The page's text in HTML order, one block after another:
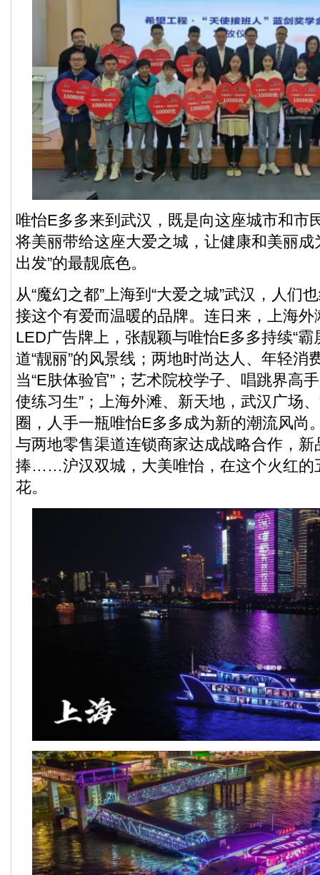
唯怡E多多来到武汉，既是向这座城市和市
将美丽带给这座大爱之城，让健康和美丽成
出发”的最靓底色。
从“魔幻之都”上海到“大爱之城”武汉，人们
接这个有爱而温暖的品牌。连日来，上海
LED广告牌上，张靓颖与唯怡E多多持续“霸
道“靓丽”的风景线；两地时尚达人、年轻消
当“E肤体验官”；艺术院校学子、唱跳界高
使练习生”；上海外滩、新天地，武汉广场
圈，人手一瓶唯怡E多多成为新的潮流风尚
与两地零售渠道连锁商家达成战略合作，新
捧……沪汉双城，大美唯怡，在这个火红的
花。